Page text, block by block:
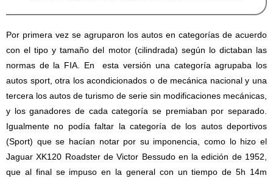
Por primera vez se agruparon los autos en categorías de acuerdo
con el tipo y tamaño del motor (cilindrada) según lo dictaban las
normas de la FIA. En esta versión una categoría agrupaba los
autos sport, otra los acondicionados o de mecánica nacional y una
tercera los autos de turismo de serie sin modificaciones mecánicas,
y los ganadores de cada categoría se premiaban por separado.
Igualmente no podía faltar la categoría de los autos deportivos
(Sport) que se hacían notar por su imponencia, como lo hizo el
Jaguar XK120 Roadster de Victor Bessudo en la edición de 1952,
que al final se impuso en la general con un tiempo de 5h 14m